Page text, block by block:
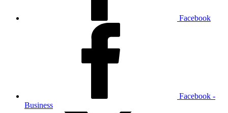
Facebook
Facebook -
Business